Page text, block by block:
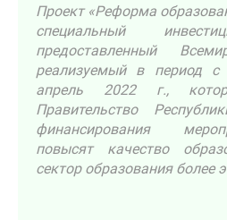
Проект «Реформа
специальный
предоставленный
реализуемый в период
апрель 2022 г.,
Правительство
финансирования
повысят качество
сектор образования